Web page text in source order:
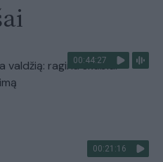
00:44:27
valdžią: ragina skubiai
00:21:16